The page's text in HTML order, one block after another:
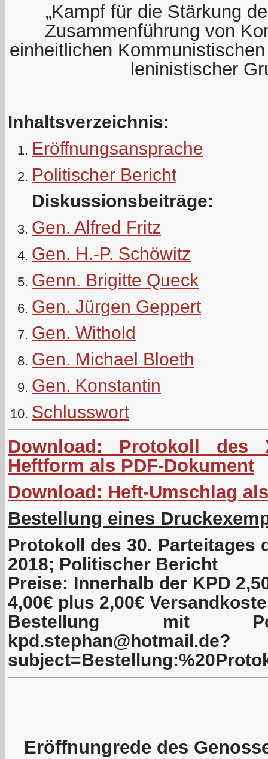
„Kampf für die Stärkung
Zusammenführung von
einheitlichen
leninistischer
Inhaltsverzeichnis:
Eröffnungsansprache
Politischer Bericht
Diskussionsbeiträge:
Gen. Alfred Fritz
Gen. H.-P. Schöwitz
Genn. Brigitte Queck
Gen. Jürgen Geppert
Gen. Withold
Gen. Michael Bloeth
Gen. Konstantin
Schlusswort
Download: Protokoll des
Heftform als PDF-Dokument
Download: Heft-Umschlag
Bestellung eines
Protokoll des 30. Parteitages
2018; Politischer Bericht
Preise: Innerhalb der KPD
4,00€ plus 2,00€
Bestellung mit
kpd.stephan@hotmail.de?
Eröffnungrede des